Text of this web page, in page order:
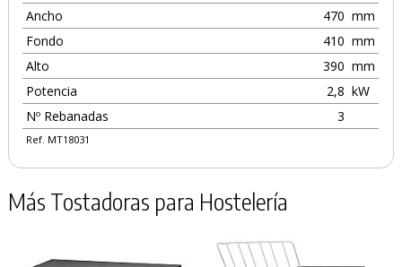
Ancho
470 mm
Fondo
410 mm
Alto
390 mm
Potencia
2,8 kW
Nº Rebanadas
3
Ref. MT18031
Más Tostadoras para Hostelería